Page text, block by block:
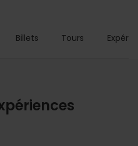
Billets Tours